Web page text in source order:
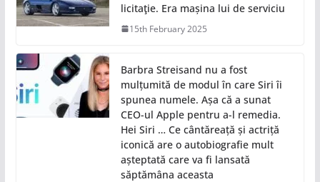
licitaţie. Era mașina lui de serviciu
15th February 2025
Barbra Streisand nu a fost
mulțumită de modul în care Siri îi
spunea numele. Așa că a sunat
CEO-ul Apple pentru a-l remedia.
Hei Siri … Ce cântăreață și actriță
iconică are o autobiografie mult
așteptată care va fi lansată
săptămâna aceasta